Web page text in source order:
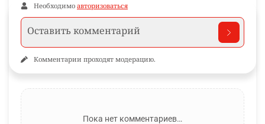
Необходимо авторизоваться
Комментарии проходят модерацию.
Пока нет комментариев…